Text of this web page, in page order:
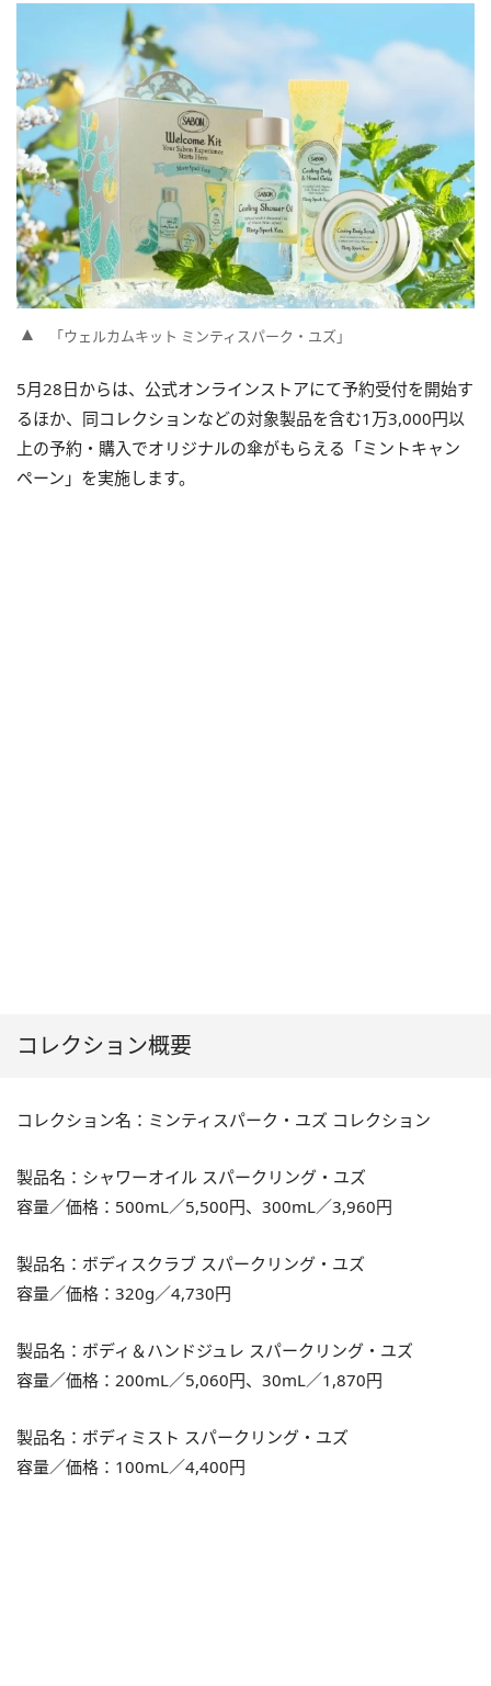
「ウェルカムキット ミンティスパーク・ユズ」
5月28日からは、公式オンラインストアにて予約受付を開始す
るほか、同コレクションなどの対象製品を含む1万3,000円以
上の予約・購入でオリジナルの傘がもらえる「ミントキャン
ペーン」を実施します。
コレクション概要
コレクション名：ミンティスパーク・ユズ コレクション
製品名：シャワーオイル スパークリング・ユズ
容量／価格：500mL／5,500円、300mL／3,960円
製品名：ボディスクラブ スパークリング・ユズ
容量／価格：320g／4,730円
製品名：ボディ＆ハンドジュレ スパークリング・ユズ
容量／価格：200mL／5,060円、30mL／1,870円
製品名：ボディミスト スパークリング・ユズ
容量／価格：100mL／4,400円